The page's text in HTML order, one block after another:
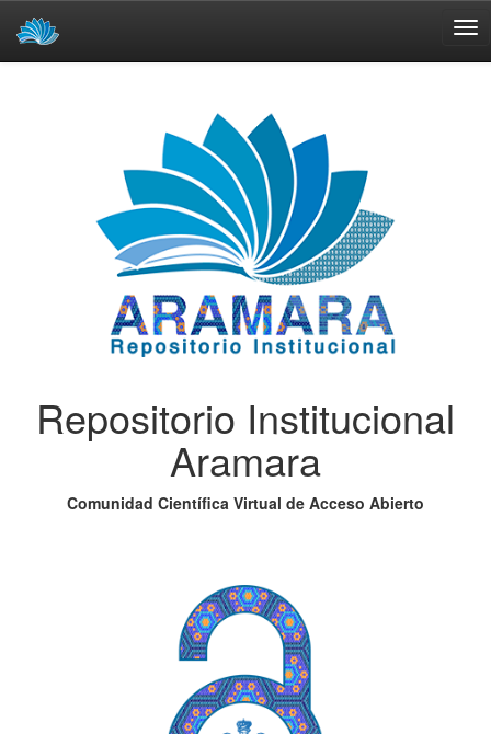
Repositorio Institucional
Aramara
Comunidad Científica Virtual de Acceso Abierto